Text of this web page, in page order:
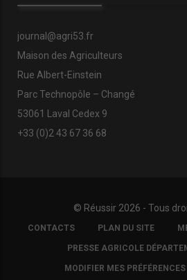
journal@agri53.fr
Maison des Agriculteurs
Rue Albert-Einstein
Parc Technopôle – Changé
53061 Laval Cedex 9
+33 (0)2 43 67 36 68
© Réussir 2026 - Tous
FOOTER
COPYRIGHT
CONTACTS PLAN DU SITE
PRESSE AGRICOLE
MODIFIER MES